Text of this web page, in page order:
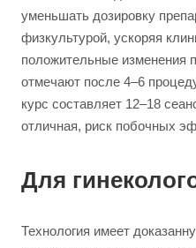
уменьшать дозировку
физкультурой, ускоряя
положительные изменения
отмечают после 4–6
курс составляет 12–18
отличная, риск побочных
Для
Технология имеет